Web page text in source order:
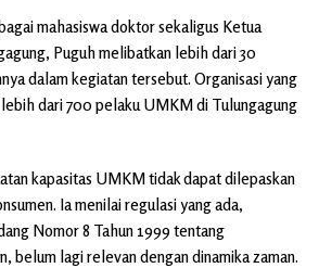
mahasiswa doktor sekaligus Ketua
Puguh melibatkan lebih dari 30
dalam kegiatan tersebut. Organisasi yang
lebih dari 700 pelaku UMKM di Tulungagung
kapasitas UMKM tidak dapat dilepaskan
Ia menilai regulasi yang ada,
Nomor 8 Tahun 1999 tentang
belum lagi relevan dengan dinamika zaman.